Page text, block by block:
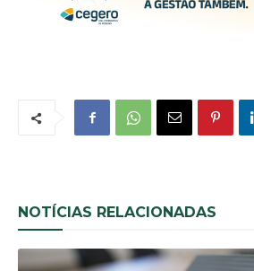
NOTÍCIAS RELACIONADAS